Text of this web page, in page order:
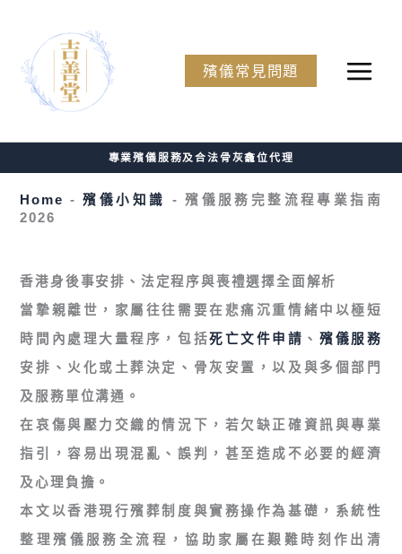
content
殯儀常見問題
專業殯儀服務及合法骨灰龕位代理
Home -殯儀小知識 -殯儀服務完整流程專業指南
2026
香港身後事安排、法定程序與喪禮選擇全面解析
當摯親離世，家屬往往需要在悲痛沉重情緒中以極短
時間內處理大量程序，包括死亡文件申請 、殯儀服務
安排、火化或土葬決定、骨灰安置，以及與多個部門
及服務單位溝通。
在哀傷與壓力交織的情況下，若欠缺正確資訊與專業
指引，容易出現混亂、誤判，甚至造成不必要的經濟
及心理負擔。
本文以香港現行殯葬制度與實務操作為基礎，系統性
整理殯儀服務全流程，協助家屬在艱難時刻作出清
No
menu